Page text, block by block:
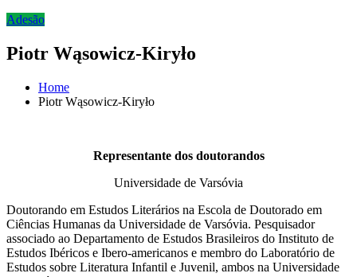
Adesão
Piotr Wąsowicz-Kiryło
Home
Piotr Wąsowicz-Kiryło
Representante dos doutorandos
Universidade de Varsóvia
Doutorando em Estudos Literários na Escola de Doutorado em
Ciências Humanas da Universidade de Varsóvia. Pesquisador
associado ao Departamento de Estudos Brasileiros do Instituto de
Estudos Ibéricos e Ibero-americanos e membro do Laboratório de
Estudos sobre Literatura Infantil e Juvenil, ambos na Universidade